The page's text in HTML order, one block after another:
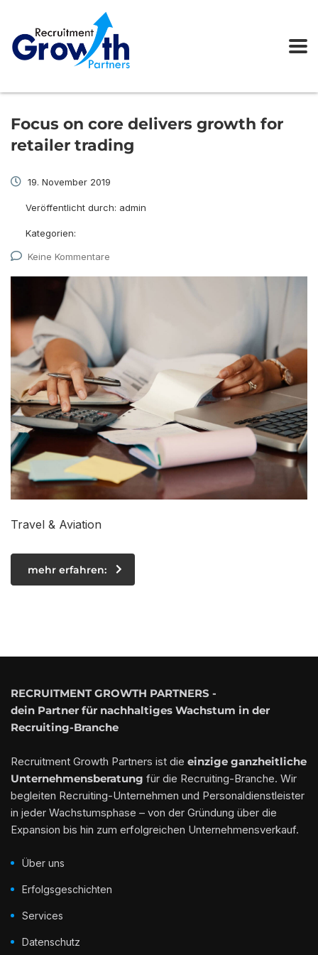
Focus on core delivers growth for
retailer trading
19. November 2019
Veröffentlicht durch: admin
Kategorien:
Keine Kommentare
Travel & Aviation
mehr erfahren:
RECRUITMENT GROWTH PARTNERS -
dein Partner für nachhaltiges Wachstum in der
Recruiting-Branche
Recruitment Growth Partners ist die einzige ganzheitliche
Unternehmensberatung für die Recruiting-Branche. Wir
begleiten Recruiting-Unternehmen und Personaldienstleister
in jeder Wachstumsphase – von der Gründung über die
Expansion bis hin zum erfolgreichen Unternehmensverkauf.
Über uns
Erfolgsgeschichten
Services
Datenschutz